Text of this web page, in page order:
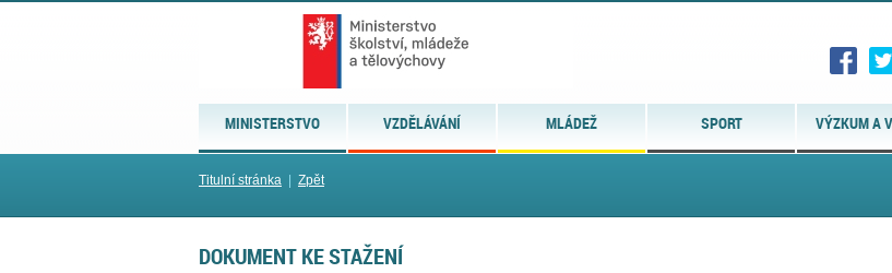
MINISTERSTVO VZDĚLÁVÁNÍ MLÁDEŽ SPORT VÝZKUM A
Titulní stránka Zpět
DOKUMENT KE STAŽENÍ